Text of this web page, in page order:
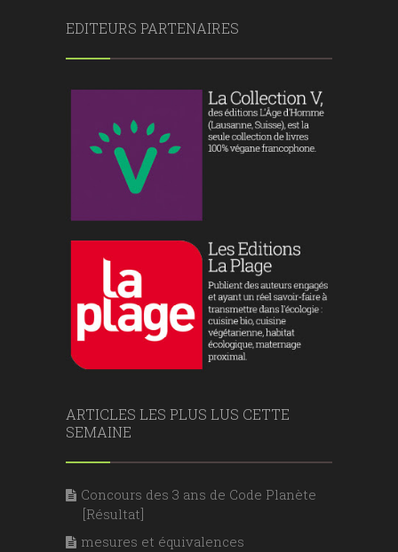
EDITEURS PARTENAIRES
ARTICLES LES PLUS LUS CETTE
SEMAINE
Concours des 3 ans de Code Planète
[Résultat]
mesures et équivalences